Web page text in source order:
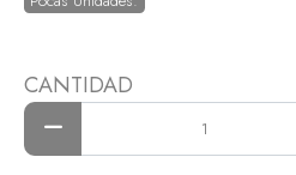
CANTIDAD